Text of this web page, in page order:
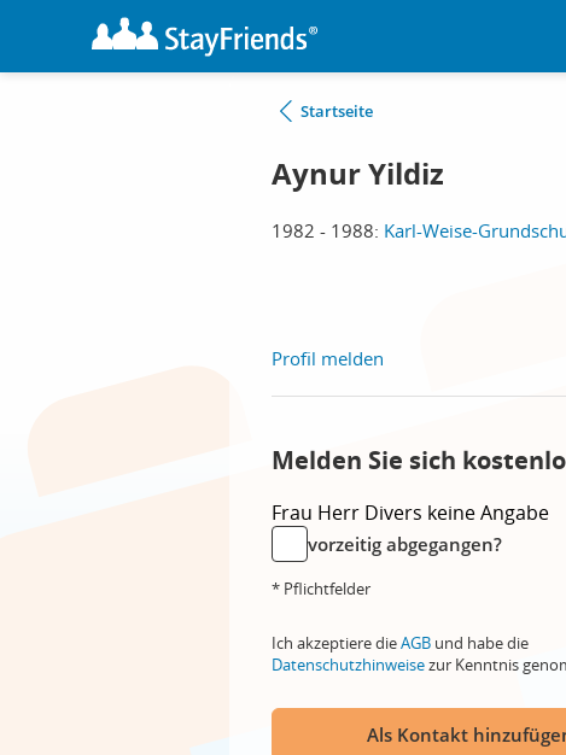
Startseite
Aynur Yildiz
1982 - 1988: Karl-Weise-
Profil melden
Melden Sie sich
Frau Herr Divers keine Angabe
vorzeitig abgegangen?
* Pflichtfelder
Ich akzeptiere dieAGB und habe die
Datenschutzhinweisezur Kenntnis
Als Kontakt